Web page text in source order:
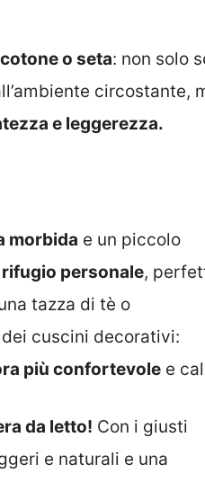
o seta: non solo
circostante,
e leggerezza.
morbida e un piccolo
rifugio personale,
tazza di tè o
cuscini decorativi:
più confortevole e
da letto! Con i giusti
e naturali e una